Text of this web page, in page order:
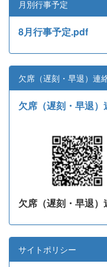
月別行事予定
8月行事予定.pdf
欠席（遅刻・早退）連
欠席（遅刻・早退
欠席（遅刻・早退
サイトポリシー